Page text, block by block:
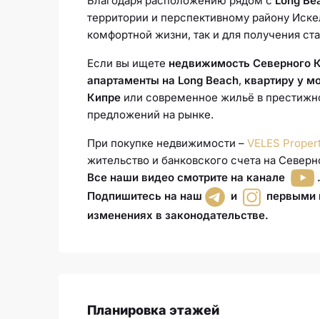
территории и перспективному району
комфортной жизни, так и для получения
Если вы ищете недвижимость Северного
апартаменты на Long Beach, квартиру у
Кипре или современное жильё в
предложений на рынке.
При покупке недвижимости – VELES
жительство и банковского счета на
Все наши видео смотрите на канале
.
Подпишитесь на наш
и
первыми
изменениях в законодательстве.
Планировка этажей